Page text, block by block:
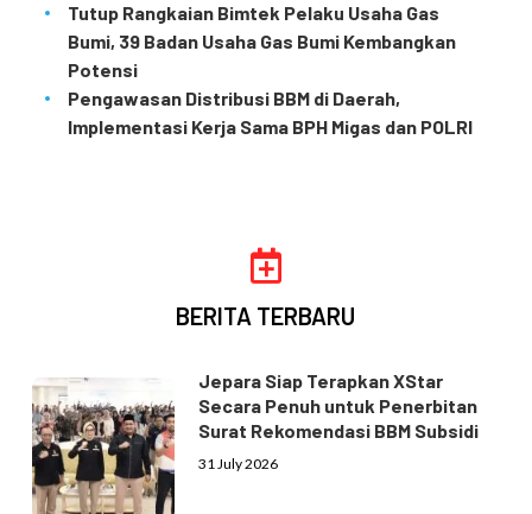
Tutup Rangkaian Bimtek Pelaku Usaha Gas
Bumi, 39 Badan Usaha Gas Bumi Kembangkan
Potensi
Pengawasan Distribusi BBM di Daerah,
Implementasi Kerja Sama BPH Migas dan POLRI
BERITA TERBARU
Jepara Siap Terapkan XStar
Secara Penuh untuk Penerbitan
Surat Rekomendasi BBM Subsidi
31 July 2026